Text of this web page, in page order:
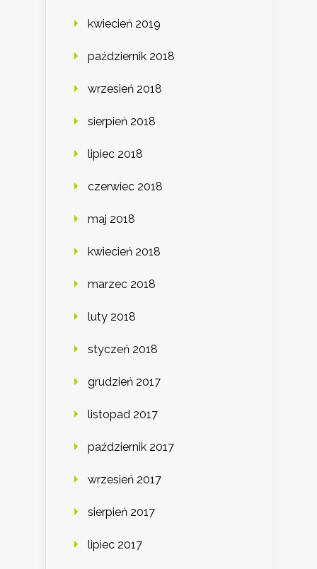
kwiecień 2019
październik 2018
wrzesień 2018
sierpień 2018
lipiec 2018
czerwiec 2018
maj 2018
kwiecień 2018
marzec 2018
luty 2018
styczeń 2018
grudzień 2017
listopad 2017
październik 2017
wrzesień 2017
sierpień 2017
lipiec 2017